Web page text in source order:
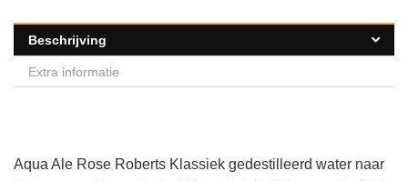
Beschrijving
Extra informatie
Aqua Ale Rose Roberts Klassiek gedestilleerd water naar